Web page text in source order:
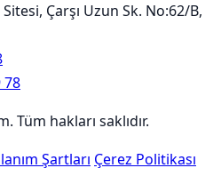
Çarşı Uzun Sk. No:62/B,
78
Tüm hakları saklıdır.
Şartları Çerez Politikası